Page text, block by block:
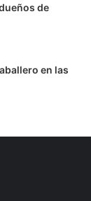
de
en las